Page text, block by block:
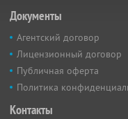
Документы
Агентский договор
Лицензионный договор
Публичная оферта
Политика
Контакты